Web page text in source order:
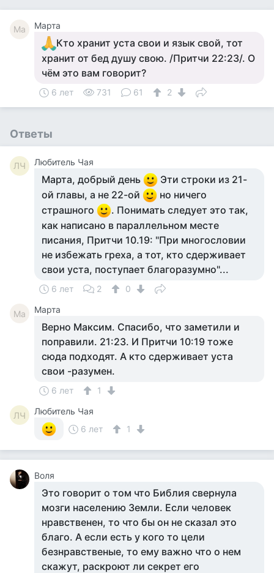
Ма Марта
Кто хранит уста свои и язык свой, тот
хранит от бед душу свою. /Притчи 22:23/. О
чём это вам говорит?
6 лет 731 61 2
Ответы
ЛЧ Любитель Чая
Марта, добрый день
Эти строки из 21-
ой главы, а не 22-ой
но ничего
страшного
. Понимать следует это так,
как написано в параллельном месте
писания, Притчи 10.19: "При многословии
не избежать греха, а тот, кто сдерживает
свои уста, поступает благоразумно"...
6 лет 2 0
Ма Марта
Верно Максим. Спасибо, что заметили и
поправили. 21:23. И Притчи 10:19 тоже
сюда подходят. А кто сдерживает уста
свои -разумен.
6 лет 1
ЛЧ
Любитель Чая
6 лет
1
Воля
Это говорит о том что Библия свернула
мозги населению Земли. Если человек
нравственен, то что бы он не сказал это
благо. А если есть у кого то цели
безнравственые, то ему важно что о нем
скажут, раскроют ли секрет его